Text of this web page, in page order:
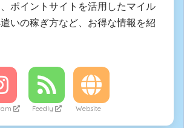
ポイントサイトを活用したマイル
いの稼ぎ方など、お得な情報を紹
Feedly Website